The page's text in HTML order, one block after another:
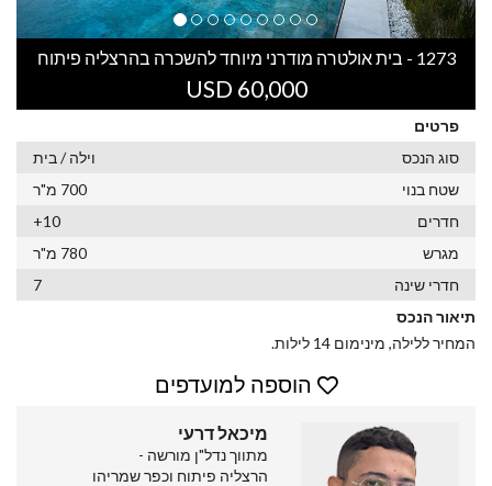
1273 - בית אולטרה מודרני מיוחד להשכרה בהרצליה פיתוח
USD 60,000
פרטים
סוג הנכס
וילה / בית
שטח בנוי
700 מ"ר
חדרים
10+
מגרש
780 מ"ר
חדרי שינה
7
תיאור הנכס
המחיר ללילה, מינימום 14 לילות.
הוספה למועדפים
מיכאל דרעי
מתווך נדל"ן מורשה -
הרצליה פיתוח וכפר שמריהו